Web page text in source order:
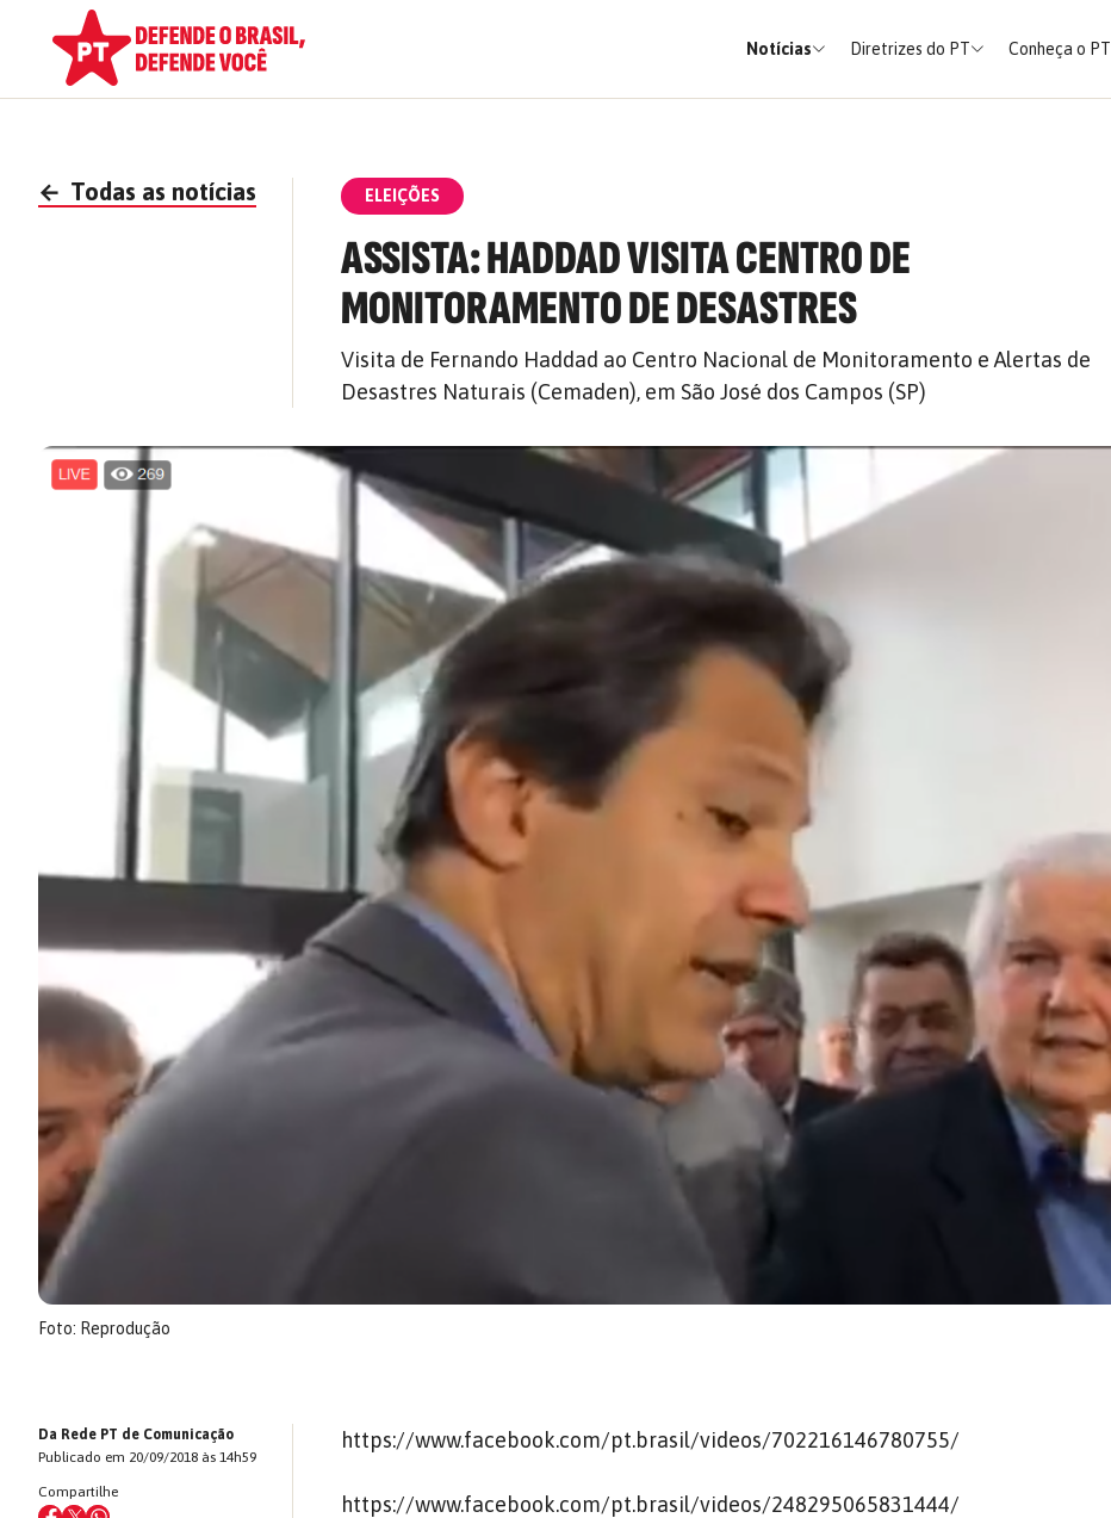
Notícias Diretrizes do PT Conheça o PT
← Todas as notícias ELEIÇÕES
ASSISTA: HADDAD VISITA CENTRO DE
MONITORAMENTO DE DESASTRES
Visita de Fernando Haddad ao Centro Nacional de Monitoramento e Alertas de
Desastres Naturais (Cemaden), em São José dos Campos (SP)
Foto: Reprodução
Da Rede PT de Comunicação
Publicado em 20/09/2018 às 14h59
Compartilhe
https://www.facebook.com/pt.brasil/videos/702216146780755/
https://www.facebook.com/pt.brasil/videos/248295065831444/